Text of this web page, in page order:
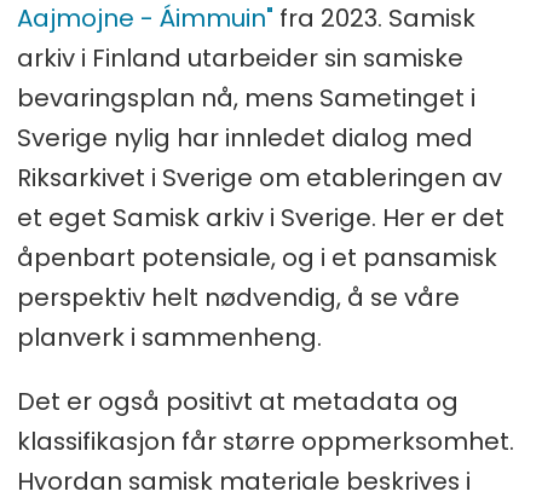
Aajmojne - Áimmuin" fra 2023. Samisk
arkiv i Finland utarbeider sin samiske
bevaringsplan nå, mens Sametinget i
Sverige nylig har innledet dialog med
Riksarkivet i Sverige om etableringen av
et eget Samisk arkiv i Sverige. Her er det
åpenbart potensiale, og i et pansamisk
perspektiv helt nødvendig, å se våre
planverk i sammenheng.
Det er også positivt at metadata og
klassifikasjon får større oppmerksomhet.
Hvordan samisk materiale beskrives i